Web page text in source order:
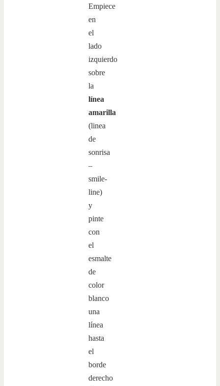
Empiece
en
el
lado
izquierdo
sobre
la
línea
amarilla
(linea
de
sonrisa
–
smile-
line)
y
pinte
con
el
esmalte
de
color
blanco
una
línea
hasta
el
borde
derecho